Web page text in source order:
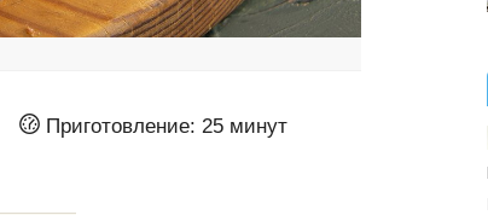
Приготовление: 25 минут